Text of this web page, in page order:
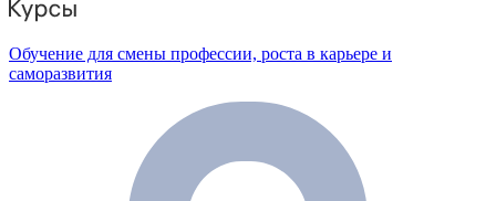
Обучение для смены профессии, роста в карьере и
саморазвития